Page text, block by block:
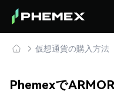
仮想通貨の購入方法
Phemexで